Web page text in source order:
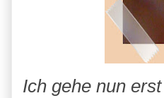
Ich gehe nun